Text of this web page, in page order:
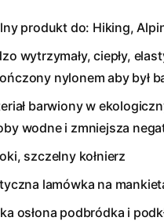
produkt do: Hiking,
wytrzymały, ciepły,
nylonem aby był
barwiony w
wodne i zmniejsza
szczelny kołnierz
lamówka na
osłona podbródka i